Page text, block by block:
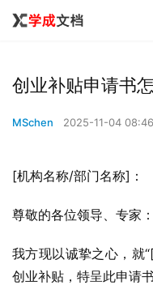
创业补贴申请书
MSchen 2025-11-04
[机构名称/部门名称]：
尊敬的各位领导、专家：
我方现以诚挚之心，就
创业补贴，特呈此申请书